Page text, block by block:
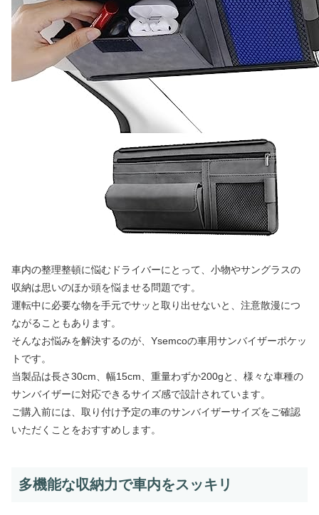
車内の整理整頓に悩むドライバーにとって、小物やサングラスの
収納は思いのほか頭を悩ませる問題です。
運転中に必要な物を手元でサッと取り出せないと、注意散漫につ
ながることもあります。
そんなお悩みを解決するのが、Ysemcoの車用サンバイザーポケッ
トです。
当製品は長さ30cm、幅15cm、重量わずか200gと、様々な車種の
サンバイザーに対応できるサイズ感で設計されています。
ご購入前には、取り付け予定の車のサンバイザーサイズをご確認
いただくことをおすすめします。
多機能な収納力で車内をスッキリ